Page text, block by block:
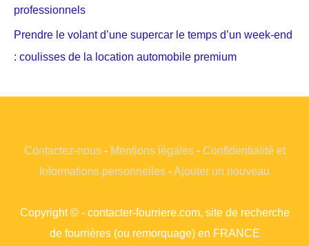
professionnels
Prendre le volant d’une supercar le temps d’un week-end
: coulisses de la location automobile premium
Contactez-nous- Mentions légales- Confidentialité et
Informations personnelles -Ajouter un nouveau
Copyright © - contacter-fourriere.com, site de recherche
de fourrières (ou remorquage) en FRANCE